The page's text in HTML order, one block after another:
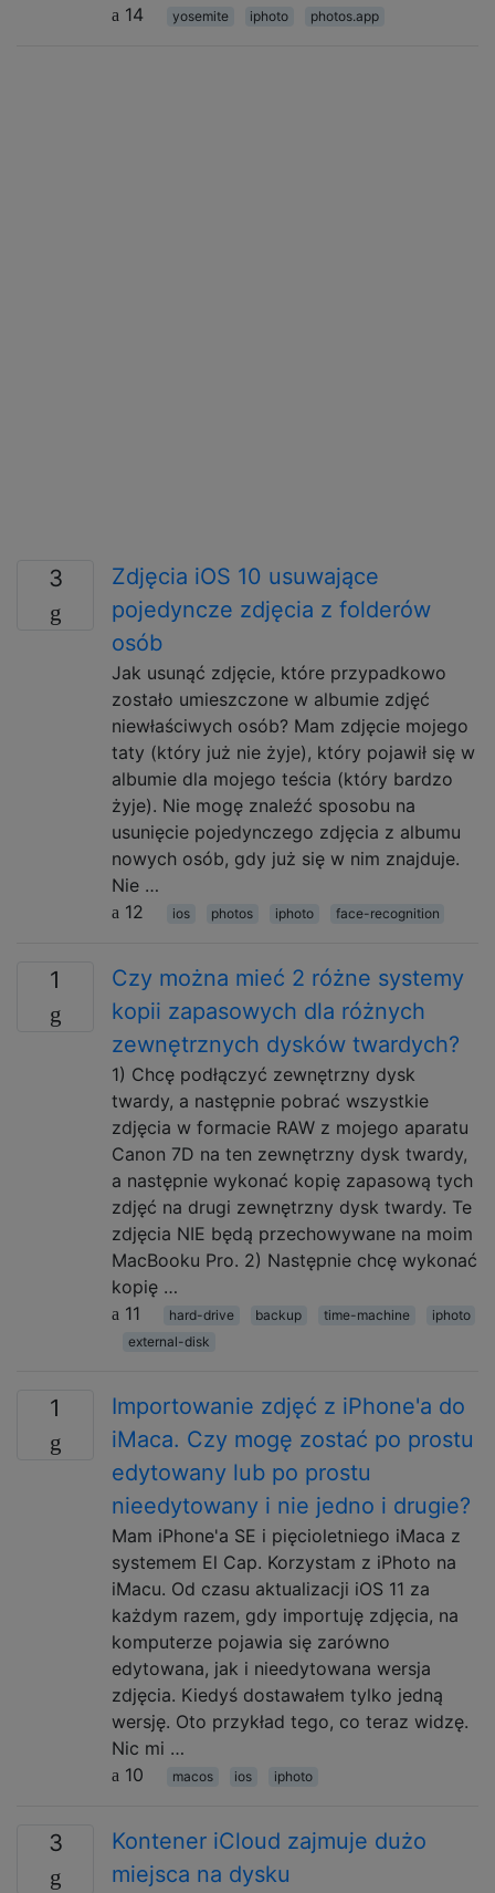
14
yosemite iphoto photos.app
3
Zdjęcia iOS 10 usuwające
pojedyncze zdjęcia z folderów
osób
Jak usunąć zdjęcie, które przypadkowo
zostało umieszczone w albumie zdjęć
niewłaściwych osób? Mam zdjęcie mojego
taty (który już nie żyje), który pojawił się w
albumie dla mojego teścia (który bardzo
żyje). Nie mogę znaleźć sposobu na
usunięcie pojedynczego zdjęcia z albumu
nowych osób, gdy już się w nim znajduje.
Nie …
12
ios photos iphoto face-recognition
1
Czy można mieć 2 różne systemy
kopii zapasowych dla różnych
zewnętrznych dysków twardych?
1) Chcę podłączyć zewnętrzny dysk
twardy, a następnie pobrać wszystkie
zdjęcia w formacie RAW z mojego aparatu
Canon 7D na ten zewnętrzny dysk twardy,
a następnie wykonać kopię zapasową tych
zdjęć na drugi zewnętrzny dysk twardy. Te
zdjęcia NIE będą przechowywane na moim
MacBooku Pro. 2) Następnie chcę wykonać
kopię …
11
hard-drive backup time-machine
iphoto
external-disk
1
Importowanie zdjęć z iPhone'a do
iMaca. Czy mogę zostać po prostu
edytowany lub po prostu
nieedytowany i nie jedno i drugie?
Mam iPhone'a SE i pięcioletniego iMaca z
systemem El Cap. Korzystam z iPhoto na
iMacu. Od czasu aktualizacji iOS 11 za
każdym razem, gdy importuję zdjęcia, na
komputerze pojawia się zarówno
edytowana, jak i nieedytowana wersja
zdjęcia. Kiedyś dostawałem tylko jedną
wersję. Oto przykład tego, co teraz widzę.
Nic mi …
10
macos ios iphoto
3
Kontener iCloud zajmuje dużo
miejsca na dysku